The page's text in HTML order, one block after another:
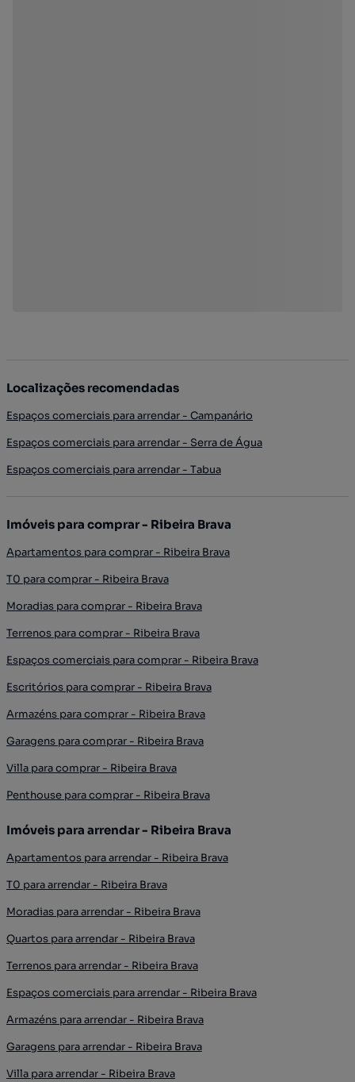
Localizações recomendadas
Espaços comerciais para arrendar - Campanário
Espaços comerciais para arrendar - Serra de Água
Espaços comerciais para arrendar - Tabua
Imóveis para comprar - Ribeira Brava
Apartamentos para comprar - Ribeira Brava
T0 para comprar - Ribeira Brava
Moradias para comprar - Ribeira Brava
Terrenos para comprar - Ribeira Brava
Espaços comerciais para comprar - Ribeira Brava
Escritórios para comprar - Ribeira Brava
Armazéns para comprar - Ribeira Brava
Garagens para comprar - Ribeira Brava
Villa para comprar - Ribeira Brava
Penthouse para comprar - Ribeira Brava
Imóveis para arrendar - Ribeira Brava
Apartamentos para arrendar - Ribeira Brava
T0 para arrendar - Ribeira Brava
Moradias para arrendar - Ribeira Brava
Quartos para arrendar - Ribeira Brava
Terrenos para arrendar - Ribeira Brava
Espaços comerciais para arrendar - Ribeira Brava
Armazéns para arrendar - Ribeira Brava
Garagens para arrendar - Ribeira Brava
Villa para arrendar - Ribeira Brava